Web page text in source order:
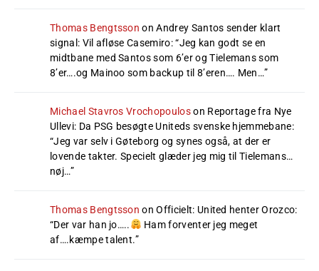
Thomas Bengtsson onAndrey Santos sender klart
signal: Vil afløse Casemiro: “Jeg kan godt se en
midtbane med Santos som 6’er og Tielemans som
8’er….og Mainoo som backup til 8’eren…. Men…”
Michael Stavros Vrochopouloson Reportage fra Nye
Ullevi: Da PSG besøgte Uniteds svenske hjemmebane:
“Jeg var selv i Gøteborg og synes også, at der er
lovende takter. Specielt glæder jeg mig til Tielemans…
nøj…”
Thomas Bengtsson onOfficielt: United henter Orozco:
“Der var han jo…..
Ham forventer jeg meget
af….kæmpe talent.”